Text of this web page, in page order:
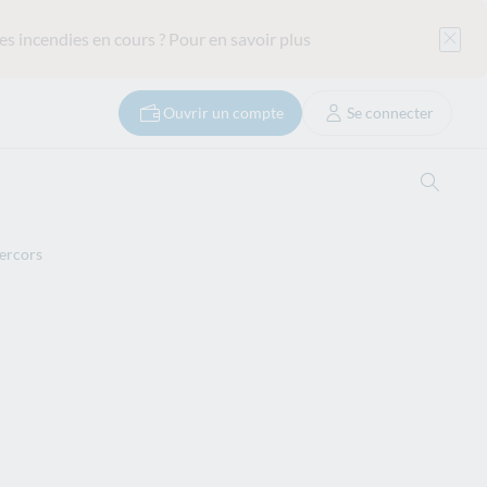
incendies en cours ? Pour en savoir plus
Ouvrir un compte Se connecter